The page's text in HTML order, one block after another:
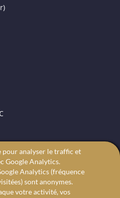
analyser le traffic et
Google Analytics.
Analytics (fréquence
sont anonymes.
votre activité, vos